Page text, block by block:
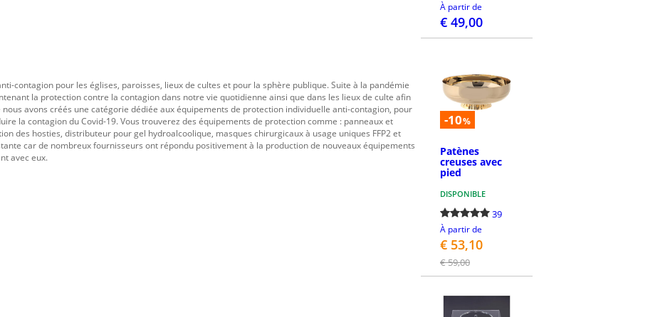
contagion pour les églises, paroisses, lieux de cultes et pour la sphère publique. Suite à la pandémie
la protection contre la contagion dans notre vie quotidienne ainsi que dans les lieux de culte afin
avons créés une catégorie dédiée aux équipements de protection individuelle anti-contagion, pour
la contagion du Covid-19. Vous trouverez des équipements de protection comme : panneaux et
des hosties, distributeur pour gel hydroalcoolique, masques chirurgicaux à usage uniques FFP2 et
car de nombreux fournisseurs ont répondu positivement à la production de nouveaux équipements
avec eux.
À partir de
€ 49,00
-10%
Patènes
creuses avec
pied
DISPONIBLE
39
À partir de
€ 53,10
€ 59,00